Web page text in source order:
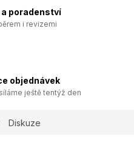
poradenství
i revizemi
objednávek
ještě tentýž den
Diskuze